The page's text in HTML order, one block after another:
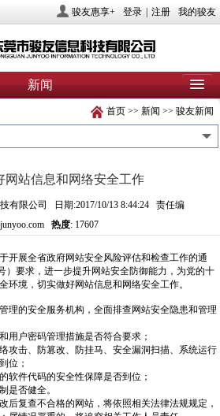
骏友惠享+ 登录 注册 我的骏友
新闻
新闻
业务服务 社会责任
投资者关系 联系我们
首页 >> 新闻 >> 骏友新闻
网站信息和网络安全工作
有限公司 日期:2017/10/13 8:44:24 责任编
热度: 17607
开展全省政府网站安全风险评估和检查工作的通
）要求，进一步提升网站安全防御能力，为党的十
环境，切实做好网站信息和网络安全工作。
理的安全服务机构，全面排查网站安全隐患和管理
用户密码管理措施是否符合要求；
攻击、防篡改、防挂马、安全漏洞扫描、系统运行
位；
软件代码的安全性保障是否到位；
是否健全。
后复查不合格的网站，将依照相关法律法规规定，